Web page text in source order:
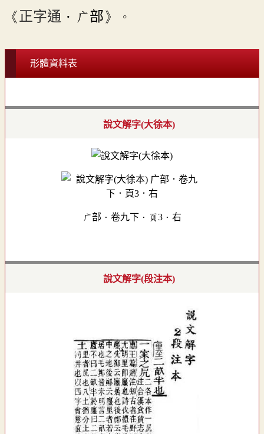
《 正字通 ．广部》。
形體資料表
說文解字(大徐本)
广部．卷九下．頁3．右
說文解字(段注本)